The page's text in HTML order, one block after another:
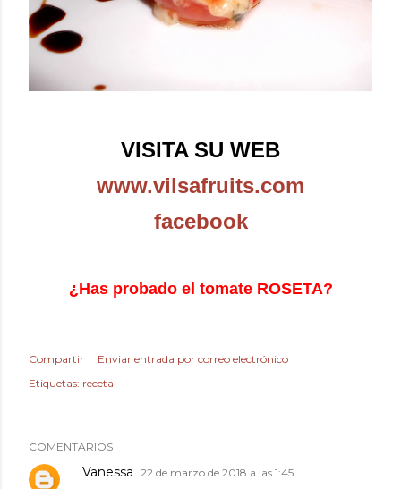
VISITA SU WEB
www.vilsafruits.com
facebook
¿Has probado el tomate ROSETA?
Compartir
Enviar entrada por correo electrónico
Etiquetas: receta
COMENTARIOS
Vanessa 22 de marzo de 2018 a las 1:45